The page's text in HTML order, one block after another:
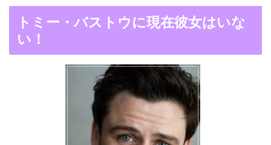
の馴れ初めは「SMAP×S
演でキムタクがド緊張！
【画像】ブーニンの嫁は
資産家の娘！馴れ初めは
トミー・バストウに現在彼女はいな
い！